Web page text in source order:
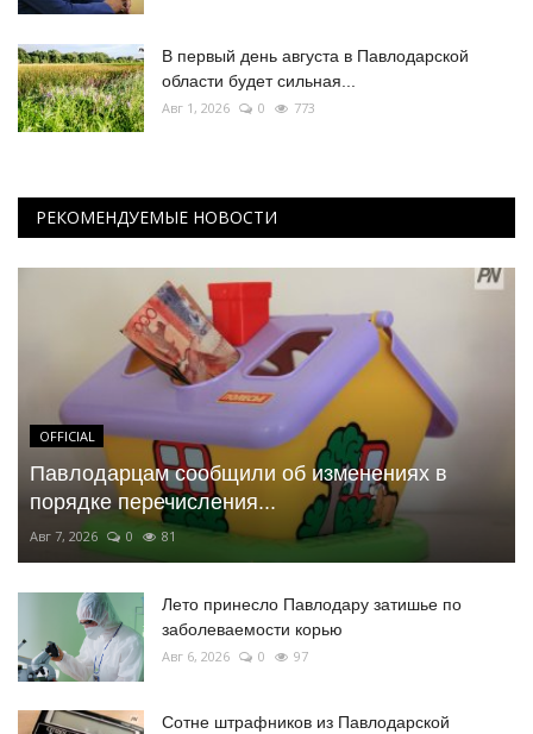
В первый день августа в Павлодарской
области будет сильная...
Авг 1, 2026 0 773
РЕКОМЕНДУЕМЫЕ НОВОСТИ
OFFICIAL
Павлодарцам сообщили об изменениях в
порядке перечисления...
Авг 7, 2026 0 81
Лето принесло Павлодару затишье по
заболеваемости корью
Авг 6, 2026 0 97
Сотне штрафников из Павлодарской